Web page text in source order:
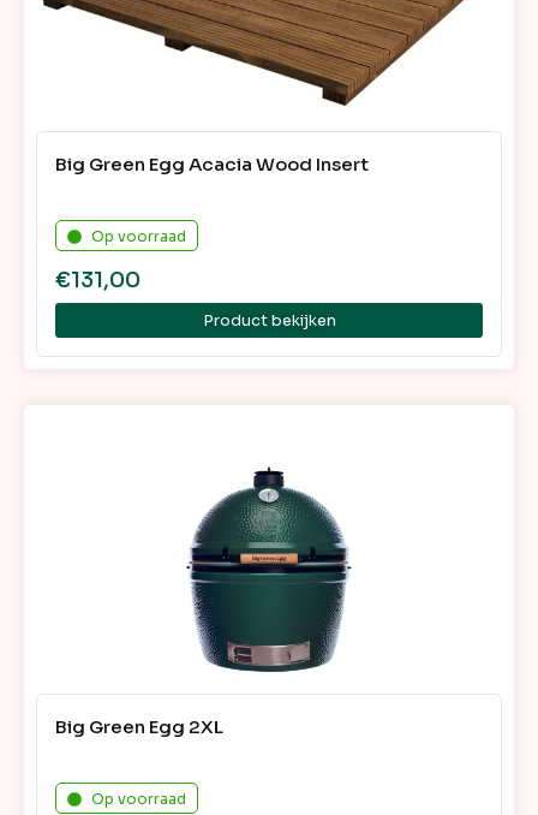
Big Green Egg Acacia Wood Insert
Op voorraad
€131,00
Product bekijken
Big Green Egg 2XL
Op voorraad